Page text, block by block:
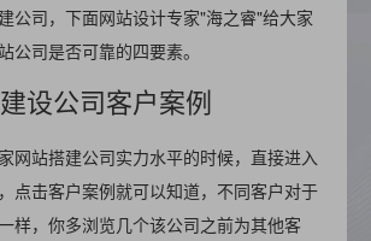
公司，下面网站设计专家"海之睿"给大家
公司是否可靠的四要素。
设公司客户案例
网站搭建公司实力水平的时候，直接进入
点击客户案例就可以知道，不同客户对于
样，你多浏览几个该公司之前为其他客